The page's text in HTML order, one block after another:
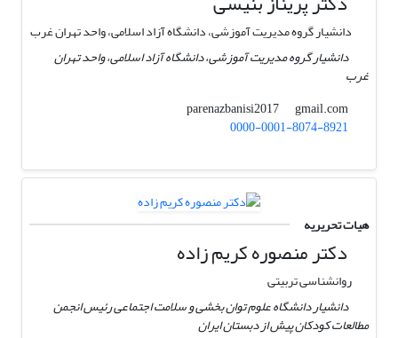
دانشیار گروه مدیریت آموزشی، دانشگاه آزاد اسلامی، واحد تهران غرب
دانشیار گروه مدیریت آموزشی، دانشگاه آزاد اسلامی، واحد تهران
غرب
parenazbanisi2017
gmail.com
0000-0001-8074-8921
هیات تحریریه
دکتر منصوره کریم زاده
روانشناسی تربیتی
دانشیار دانشگاه علوم توان بخشی و سلامت اجتماعی رئیس انجمن
مطالعات کودکان پیش از دبستان ایران